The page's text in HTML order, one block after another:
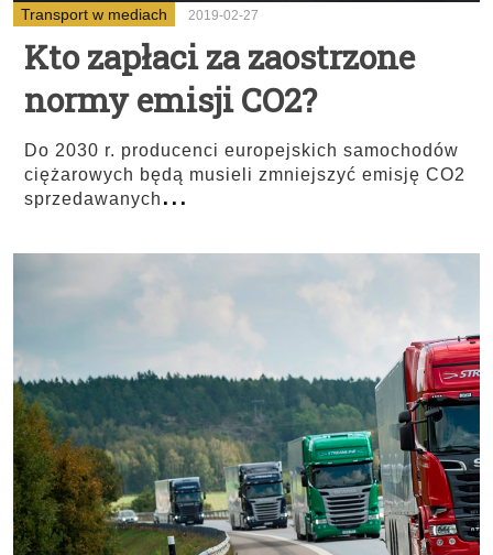
Transport w mediach 2019-02-27
Kto zapłaci za zaostrzone
normy emisji CO2?
Do 2030 r. producenci europejskich samochodów
ciężarowych będą musieli zmniejszyć emisję CO2
sprzedawanych...